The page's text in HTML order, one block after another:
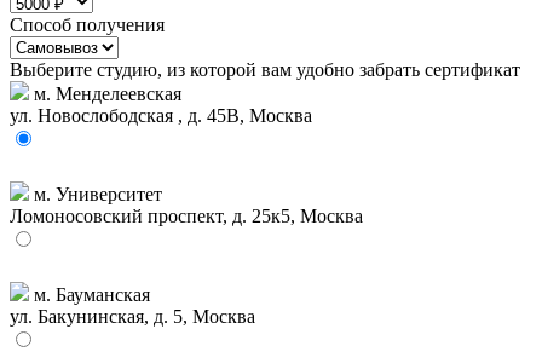
Способ получения
Выберите студию, из которой вам удобно забрать сертификат
м. Менделеевская
ул. Новослободская , д. 45В, Москва
м. Университет
Ломоносовский проспект, д. 25к5, Москва
м. Бауманская
ул. Бакунинская, д. 5, Москва